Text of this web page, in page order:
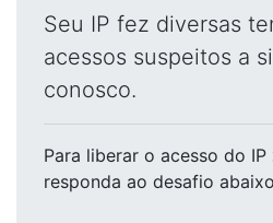
Seu IP fez diversas
acessos suspeitos a
conosco.
Para liberar o acesso do IP
responda ao desafio